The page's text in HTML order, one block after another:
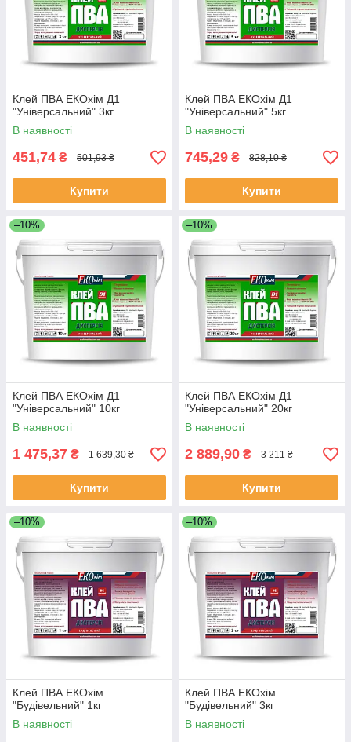
Клей ПВА ЕКОхім Д1
"Універсальний" 3кг.
В наявності
451,74 ₴ 501,93 ₴
Купити
Клей ПВА ЕКОхім Д1
"Універсальний" 5кг
В наявності
745,29 ₴ 828,10 ₴
Купити
–10%
Клей ПВА ЕКОхім Д1
"Універсальний" 10кг
В наявності
1 475,37 ₴ 1 639,30 ₴
Купити
–10%
Клей ПВА ЕКОхім Д1
"Універсальний" 20кг
В наявності
2 889,90 ₴ 3 211 ₴
Купити
–10%
Клей ПВА ЕКОхім
"Будівельний" 1кг
В наявності
–10%
Клей ПВА ЕКОхім
"Будівельний" 3кг
В наявності